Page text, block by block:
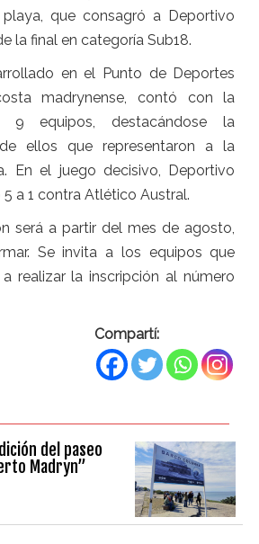
que consagró a Deportivo
la final en categoría Sub18.
en el Punto de Deportes
madrynense, contó con la
9 equipos, destacándose la
ellos que representaron a la
En el juego decisivo, Deportivo
a 1 contra Atlético Austral.
será a partir del mes de agosto,
Se invita a los equipos que
realizar la inscripción al número
Compartí:
del paseo
Madryn”